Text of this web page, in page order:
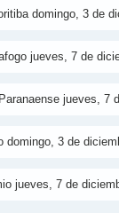
domingo, 3 de
jueves, 7 de
jueves, 7
domingo, 3 de
jueves, 7 de